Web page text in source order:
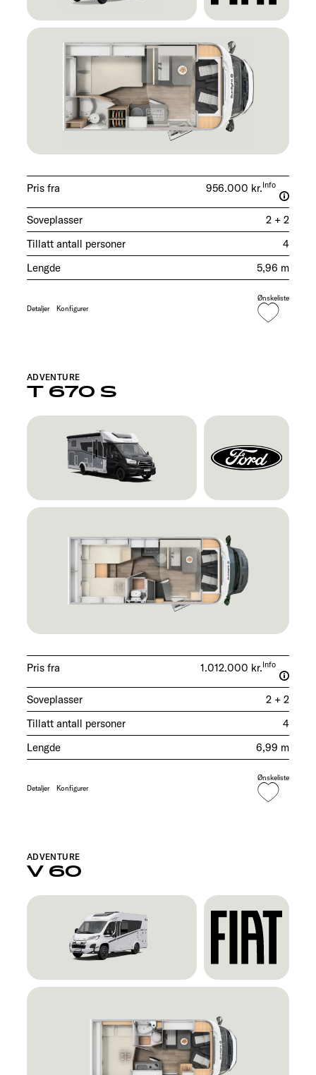
Pris fra 956.000 kr.Info
Soveplasser
2 + 2
Tillatt antall personer
4
Lengde
5,96 m
Detaljer Konfigurer
Ønskeliste
T 670 S
ADVENTURE
Pris fra 1.012.000 kr.Info
Soveplasser
2 + 2
Tillatt antall personer
4
Lengde
6,99 m
Detaljer Konfigurer
Ønskeliste
V 60
ADVENTURE